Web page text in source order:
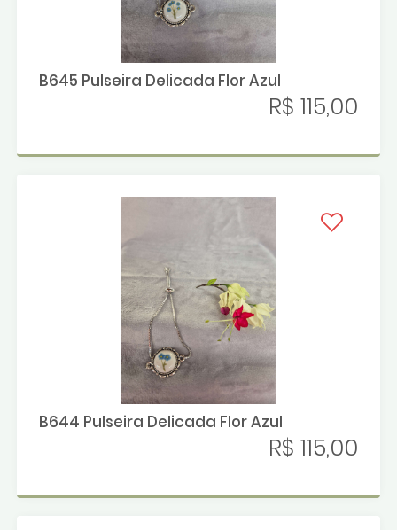
B645 Pulseira Delicada Flor Azul
R$ 115,00
B644 Pulseira Delicada Flor Azul
R$ 115,00